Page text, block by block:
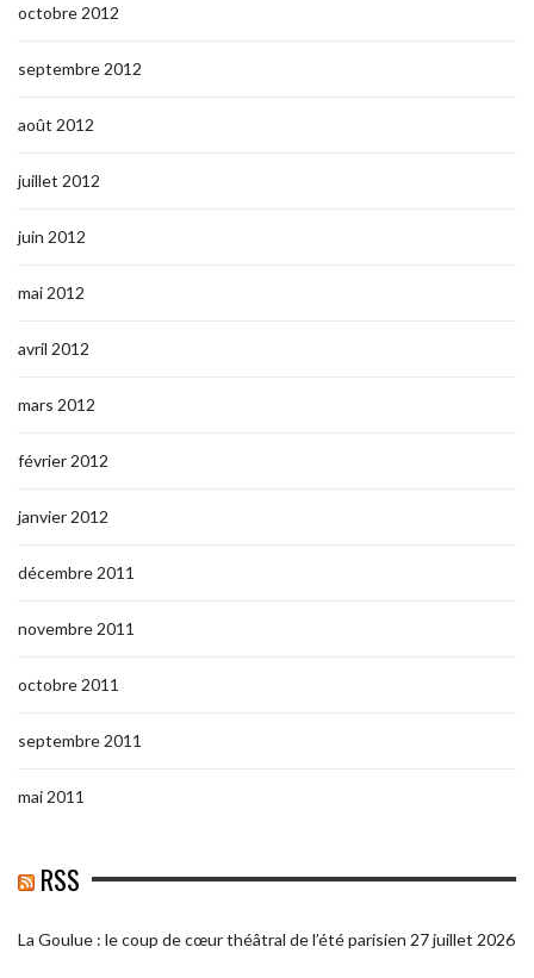
octobre 2012
septembre 2012
août 2012
juillet 2012
juin 2012
mai 2012
avril 2012
mars 2012
février 2012
janvier 2012
décembre 2011
novembre 2011
octobre 2011
septembre 2011
mai 2011
RSS
La Goulue : le coup de cœur théâtral de l’été parisien 27 juillet 2026